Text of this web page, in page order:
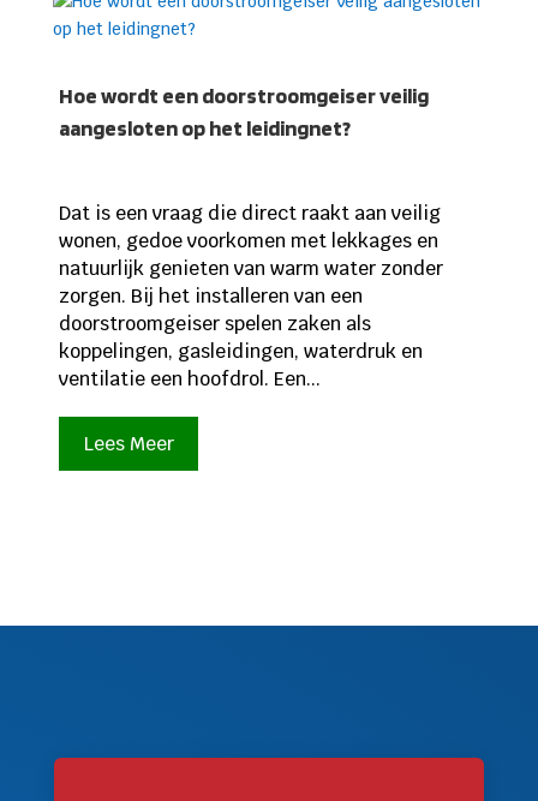
Hoe wordt een doorstroomgeiser veilig
aangesloten op het leidingnet?
Dat is een vraag die direct raakt aan veilig
wonen, gedoe voorkomen met lekkages en
natuurlijk genieten van warm water zonder
zorgen. Bij het installeren van een
doorstroomgeiser spelen zaken als
koppelingen, gasleidingen, waterdruk en
ventilatie een hoofdrol. Een...
Lees Meer